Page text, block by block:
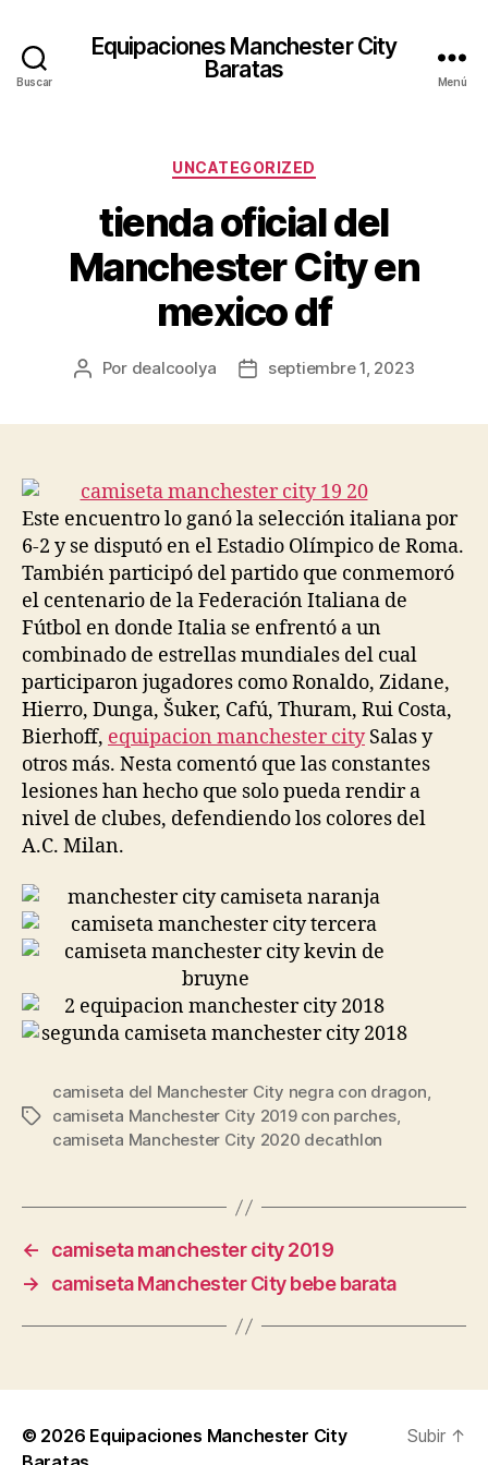
Buscar
Equipaciones Manchester City
Baratas
Menú
Categorías
UNCATEGORIZED
tienda oficial del
Manchester City en
mexico df
Autor
Por dealcoolya
Fechaseptiembre 1, 2023
Este encuentro lo ganó la selección italiana por
6-2 y se disputó en el Estadio Olímpico de Roma.
También participó del partido que conmemoró
el centenario de la Federación Italiana de
Fútbol en donde Italia se enfrentó a un
combinado de estrellas mundiales del cual
participaron jugadores como Ronaldo, Zidane,
Hierro, Dunga, Šuker, Cafú, Thuram, Rui Costa,
Bierhoff, equipacion manchester citySalas y
otros más. Nesta comentó que las constantes
lesiones han hecho que solo pueda rendir a
nivel de clubes, defendiendo los colores del
A.C. Milan.
Etiquetas
camiseta del Manchester City negra con dragon,
camiseta Manchester City 2019 con parches,
camiseta Manchester City 2020 decathlon
←
camiseta manchester city 2019
→
camiseta Manchester City bebe barata
© 2026 Equipaciones Manchester City
Subir ↑